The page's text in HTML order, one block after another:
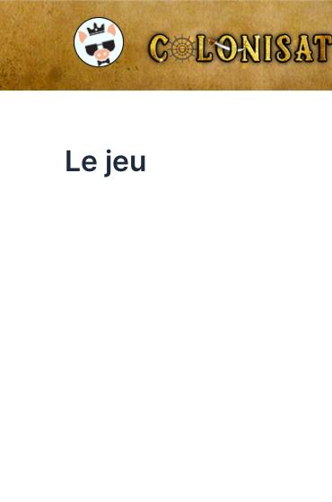
Aller
au
contenu
Le jeu